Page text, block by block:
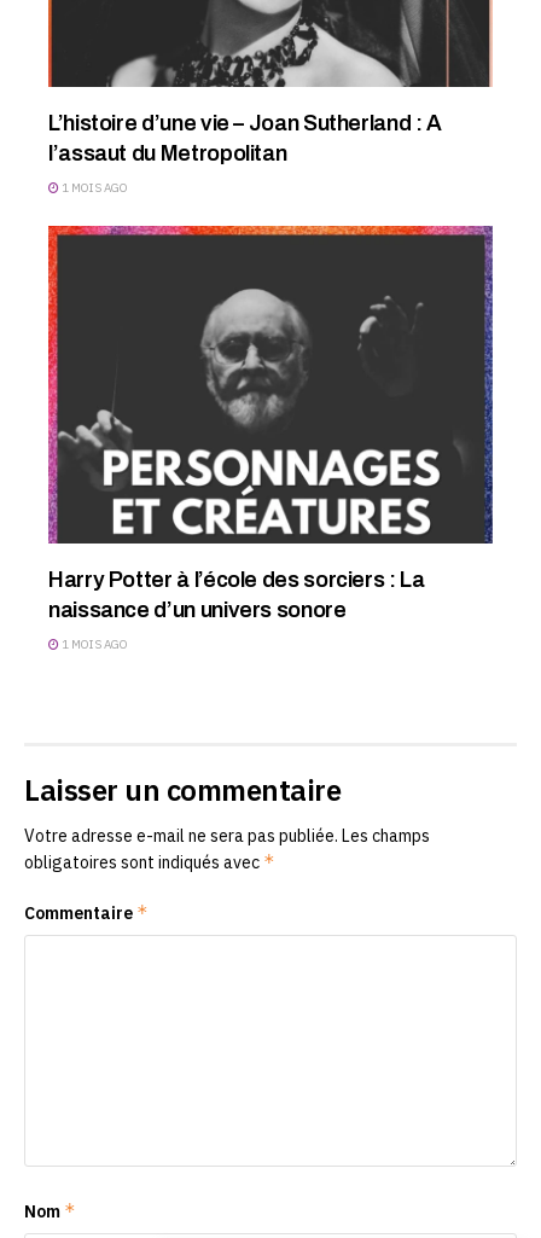
L’histoire d’une vie – Joan Sutherland : A
l’assaut du Metropolitan
1 MOIS AGO
Harry Potter à l’école des sorciers : La
naissance d’un univers sonore
1 MOIS AGO
Laisser un commentaire
Votre adresse e-mail ne sera pas publiée. Les champs
obligatoires sont indiqués avec *
Commentaire *
Nom *